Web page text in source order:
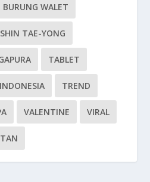
BURUNG WALET
SHIN TAE-YONG
TABLET
TREND
VALENTINE VIRAL